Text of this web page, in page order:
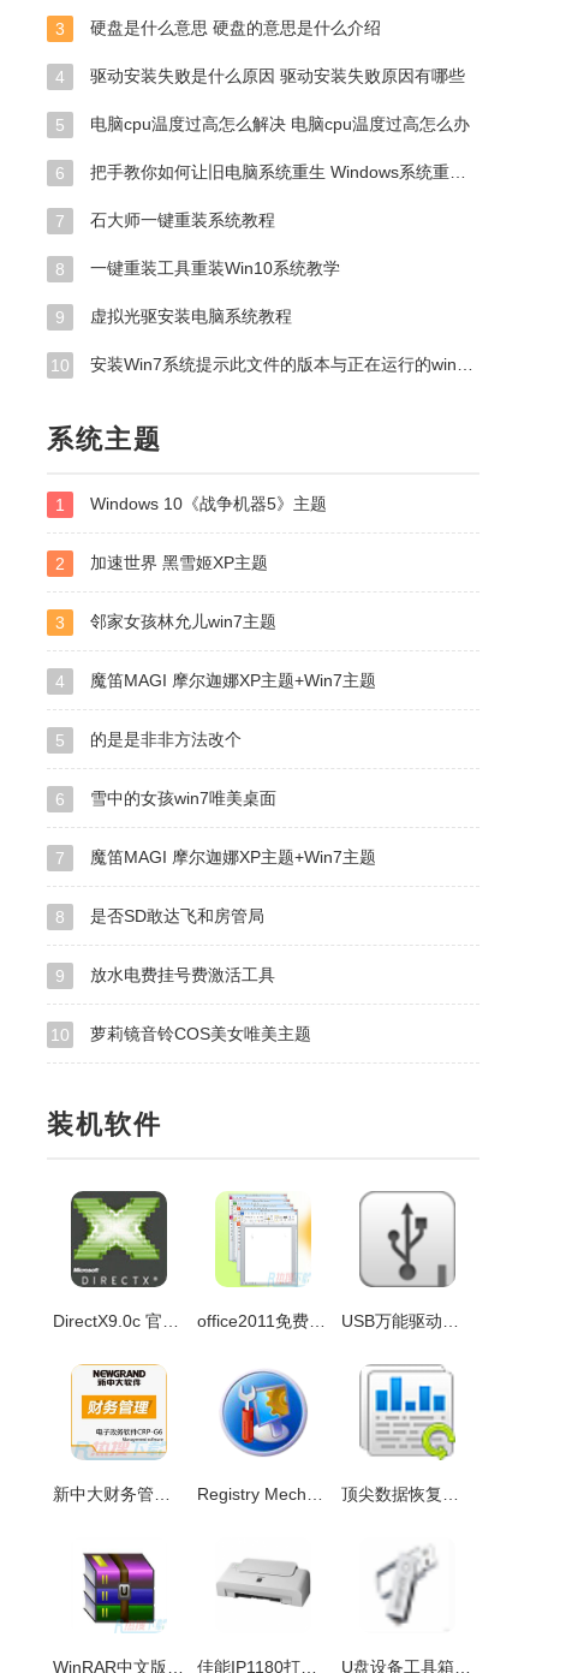
3 硬盘是什么意思 硬盘的意思是什么介绍
4 驱动安装失败是什么原因 驱动安装失败原因有哪些
5 电脑cpu温度过高怎么解决 电脑cpu温度过高怎么办
6 把手教你如何让旧电脑系统重生 Windows系统重做实操教学
7 石大师一键重装系统教程
8 一键重装工具重装Win10系统教学
9 虚拟光驱安装电脑系统教程
10 安装Win7系统提示此文件的版本与正在运行的windows版本不兼容怎么办
系统主题
1 Windows 10《战争机器5》主题
2 加速世界 黑雪姬XP主题
3 邻家女孩林允儿win7主题
4 魔笛MAGI 摩尔迦娜XP主题+Win7主题
5 的是是非非方法改个
6 雪中的女孩win7唯美桌面
7 魔笛MAGI 摩尔迦娜XP主题+Win7主题
8 是否SD敢达飞和房管局
9 放水电费挂号费激活工具
10 萝莉镜音铃COS美女唯美主题
装机软件
office2011免费版 完整版
佳能IP1180打印机驱动 U盘设备工具箱 v3.0